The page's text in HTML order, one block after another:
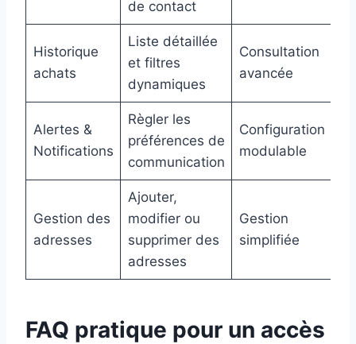
de contact
Historique
achats
Liste détaillée
et filtres
dynamiques
Consultation
avancée
Alertes &
Notifications
Règler les
préférences de
communication
Configuration
modulable
Gestion des
adresses
Ajouter,
modifier ou
supprimer des
adresses
Gestion
simplifiée
FAQ pratique pour un accès